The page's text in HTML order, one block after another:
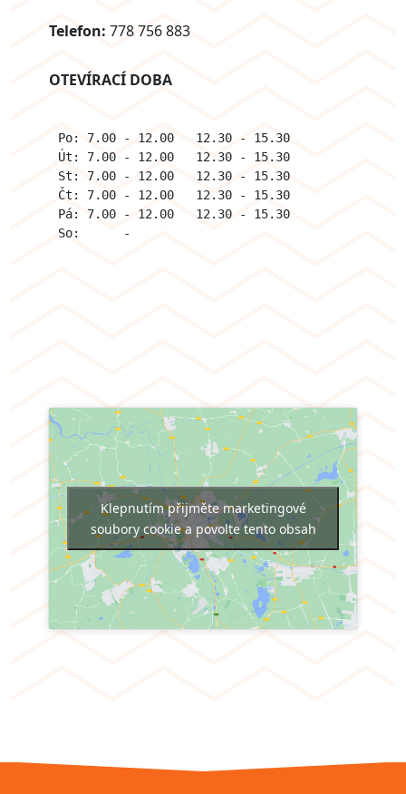
Telefon:778 756 883
OTEVÍRACÍ DOBA
Po: 7.00 - 12.00   12.30 - 15.30
Út: 7.00 - 12.00   12.30 - 15.30
St: 7.00 - 12.00   12.30 - 15.30
Čt: 7.00 - 12.00   12.30 - 15.30
Pá: 7.00 - 12.00   12.30 - 15.30
So:      -
Klepnutím přijměte marketingové
soubory cookie a povolte tento obsah